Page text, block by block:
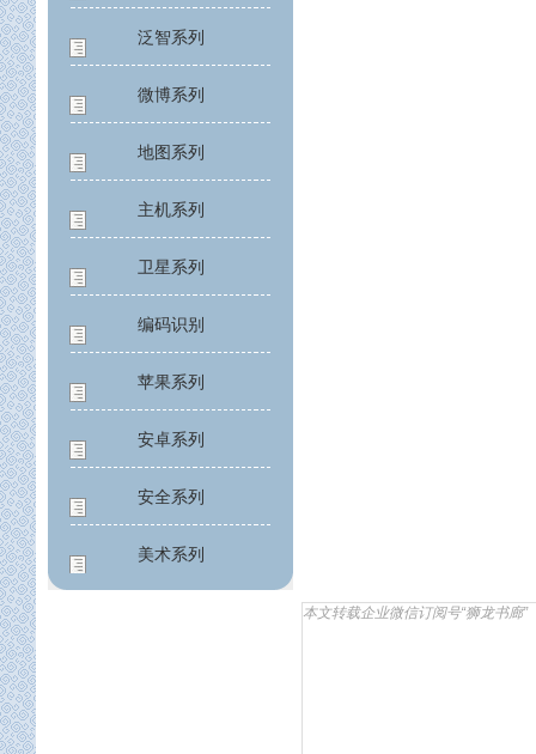
泛智系列
微博系列
地图系列
主机系列
卫星系列
编码识别
苹果系列
安卓系列
安全系列
美术系列
本文转载企业微信订阅号“狮龙书廊”